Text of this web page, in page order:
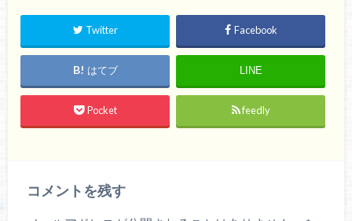
Twitter Facebook
はてブ LINE
Pocket feedly
コメントを残す